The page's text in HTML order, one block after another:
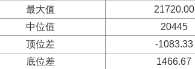
最大值
21720.00
中位值
20445
顶位差
-1083.33
底位差
1466.67